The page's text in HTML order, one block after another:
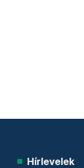
Hírlevelek